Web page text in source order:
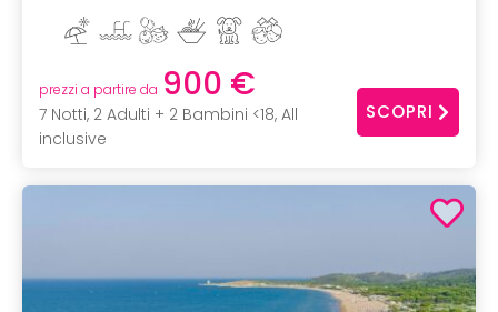
prezzi a partire da 900 €
7 Notti, 2 Adulti + 2 Bambini <18, All
inclusive
SCOPRI